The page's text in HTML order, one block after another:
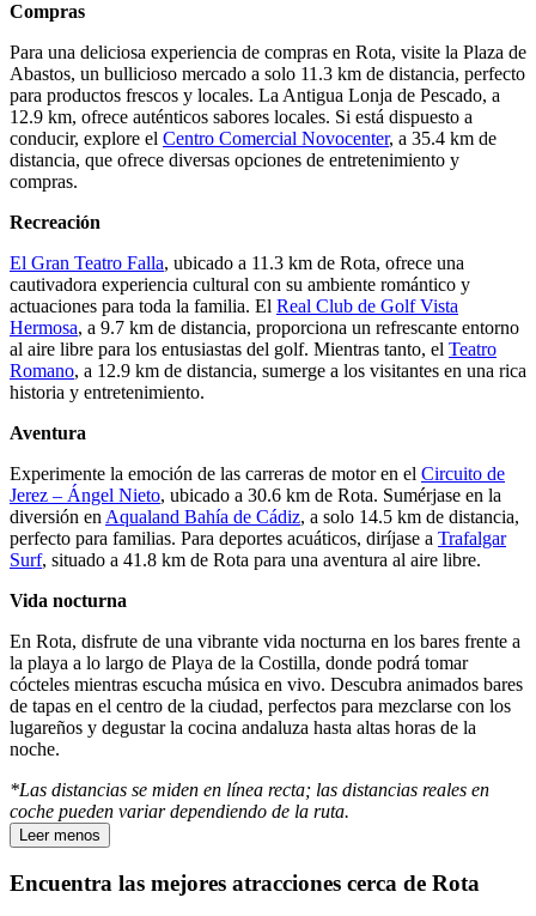
Compras
Para una deliciosa experiencia de compras en Rota, visite la Plaza de
Abastos, un bullicioso mercado a solo 11.3 km de distancia, perfecto
para productos frescos y locales. La Antigua Lonja de Pescado, a
12.9 km, ofrece auténticos sabores locales. Si está dispuesto a
conducir, explore el Centro Comercial Novocenter, a 35.4 km de
distancia, que ofrece diversas opciones de entretenimiento y
compras.
Recreación
El Gran Teatro Falla, ubicado a 11.3 km de Rota, ofrece una
cautivadora experiencia cultural con su ambiente romántico y
actuaciones para toda la familia. El Real Club de Golf Vista
Hermosa, a 9.7 km de distancia, proporciona un refrescante entorno
al aire libre para los entusiastas del golf. Mientras tanto, el Teatro
Romano, a 12.9 km de distancia, sumerge a los visitantes en una rica
historia y entretenimiento.
Aventura
Experimente la emoción de las carreras de motor en el Circuito de
Jerez – Ángel Nieto, ubicado a 30.6 km de Rota. Sumérjase en la
diversión enAqualand Bahía de Cádiz, a solo 14.5 km de distancia,
perfecto para familias. Para deportes acuáticos, diríjase a Trafalgar
Surf, situado a 41.8 km de Rota para una aventura al aire libre.
Vida nocturna
En Rota, disfrute de una vibrante vida nocturna en los bares frente a
la playa a lo largo de Playa de la Costilla, donde podrá tomar
cócteles mientras escucha música en vivo. Descubra animados bares
de tapas en el centro de la ciudad, perfectos para mezclarse con los
lugareños y degustar la cocina andaluza hasta altas horas de la
noche.
*Las distancias se miden en línea recta; las distancias reales en
coche pueden variar dependiendo de la ruta.
Leer menos
Encuentra las mejores atracciones cerca de Rota